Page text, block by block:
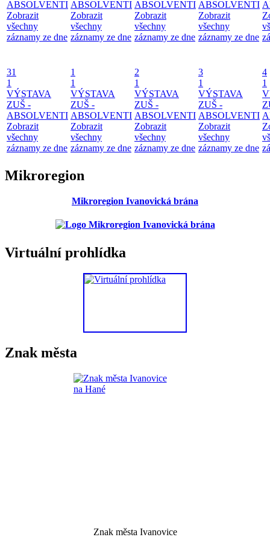
ABSOLVENTI
Zobrazit
všechny
záznamy ze dne
ABSOLVENTI
Zobrazit
všechny
záznamy ze dne
ABSOLVENTI
Zobrazit
všechny
záznamy ze dne
ABSOLVENTI
Zobrazit
všechny
záznamy ze dne
31
1
VÝSTAVA
ZUŠ -
ABSOLVENTI
Zobrazit
všechny
záznamy ze dne
1
1
VÝSTAVA
ZUŠ -
ABSOLVENTI
Zobrazit
všechny
záznamy ze dne
2
1
VÝSTAVA
ZUŠ -
ABSOLVENTI
Zobrazit
všechny
záznamy ze dne
3
1
VÝSTAVA
ZUŠ -
ABSOLVENTI
Zobrazit
všechny
záznamy ze dne
4
1
Mikroregion
Mikroregion Ivanovická brána
Virtuální prohlídka
Znak města
Znak města Ivanovice